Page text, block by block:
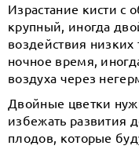
Израстание кисти с
крупный, иногда
воздействия
ночное время,
воздуха через
Двойные цветки
избежать развития
плодов, которые